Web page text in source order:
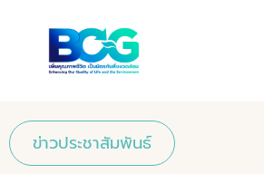
ข่าวประชาสัมพันธ์